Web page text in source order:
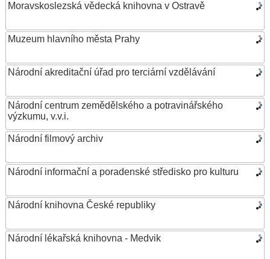
Moravskoslezská vědecká knihovna v Ostravě
Muzeum hlavního města Prahy
Národní akreditační úřad pro terciární vzdělávání
Národní centrum zemědělského a potravinářského
výzkumu, v.v.i.
Národní filmový archiv
Národní informační a poradenské středisko pro kulturu
Národní knihovna České republiky
Národní lékařská knihovna - Medvik